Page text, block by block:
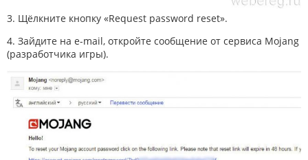
3. Щёлкните кнопку «Request password reset».
4. Зайдите на e-mail, откройте сообщение от сервиса Mojang
(разработчика игры).